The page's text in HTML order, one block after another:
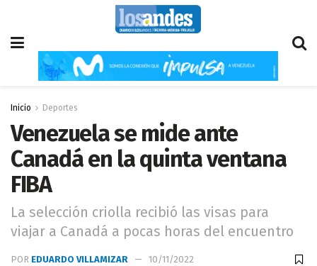
Inicio Deportes
Venezuela se mide ante
Canadá en la quinta ventana
FIBA
La selección criolla recibió las visas para
viajar a Canadá a pocas horas del encuentro
POR EDUARDO VILLAMIZAR 10/11/2022